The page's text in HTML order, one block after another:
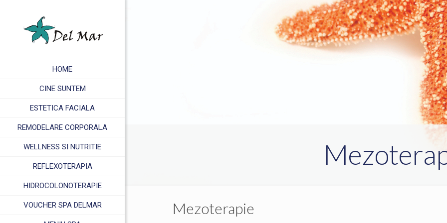
HOME
CINE SUNTEM
ESTETICA FACIALA
REMODELARE CORPORALA
WELLNESS SI NUTRITIE
REFLEXOTERAPIA
HIDROCOLONOTERAPIE
VOUCHER SPA DELMAR Mezoterapie